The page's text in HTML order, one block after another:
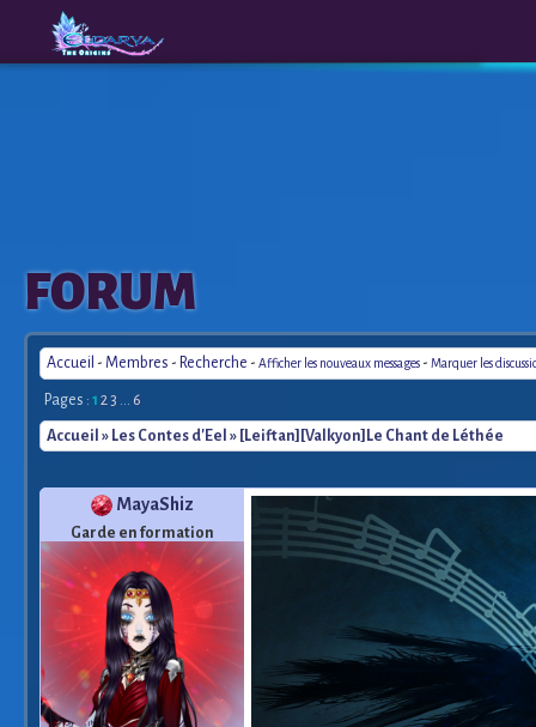
The
Origins
FORUM
Accueil - Membres - Recherche - Afficher les nouveaux messages - Marquer les
Pages : 1 23 ... 6
Accueil » Les Contes d'Eel » [Leiftan][Valkyon]Le Chant de Léthée
MayaShiz
Garde en formation